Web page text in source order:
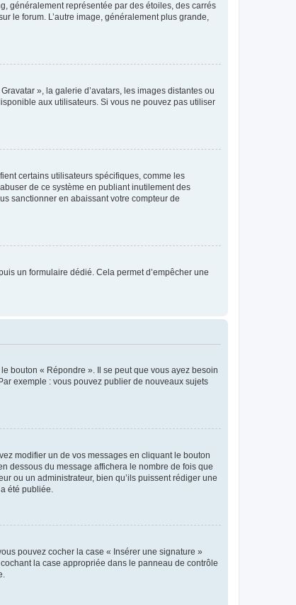
généralement représentée par des étoiles, des carrés
le forum. L’autre image, généralement plus grande,
», la galerie d’avatars, les images distantes ou
aux utilisateurs. Si vous ne pouvez pas utiliser
certains utilisateurs spécifiques, comme les
de ce système en publiant inutilement des
sanctionner en abaissant votre compteur de
un formulaire dédié. Cela permet d’empêcher une
bouton « Répondre ». Il se peut que vous ayez besoin
exemple : vous pouvez publier de nouveaux sujets
modifier un de vos messages en cliquant le bouton
dessous du message affichera le nombre de fois que
ou un administrateur, bien qu’ils puissent rédiger une
été publiée.
pouvez cocher la case « Insérer une signature »
la case appropriée dans le panneau de contrôle